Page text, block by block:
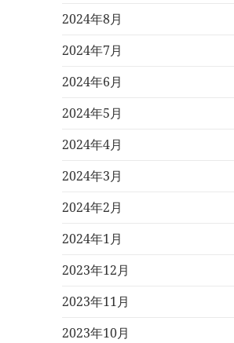
2024年8月
2024年7月
2024年6月
2024年5月
2024年4月
2024年3月
2024年2月
2024年1月
2023年12月
2023年11月
2023年10月